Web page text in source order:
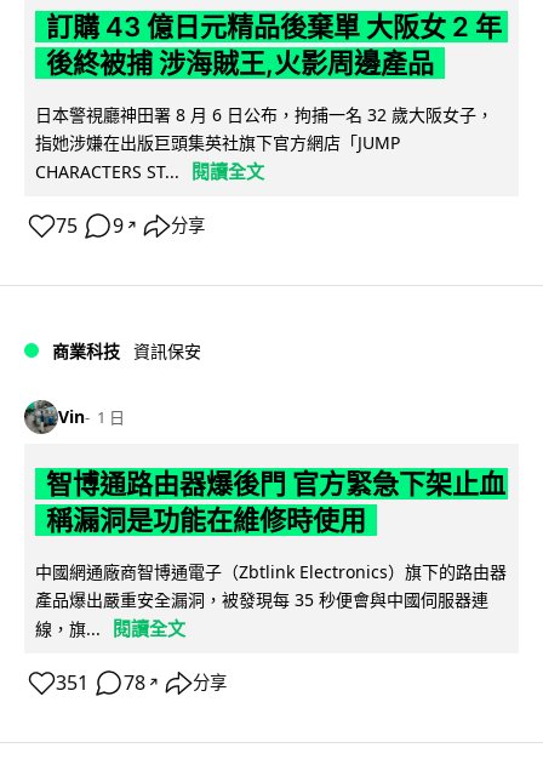
訂購 43 億日元精品後棄單 大阪女 2 年
後終被捕 涉海賊王,火影周邊產品
日本警視廳神田署 8 月 6 日公布，拘捕一名 32 歲大阪女子，
指她涉嫌在出版巨頭集英社旗下官方網店「JUMP
CHARACTERS ST...
閱讀全文
75 9 ↗ 分享
商業科技 資訊保安
Vin 1 日
智博通路由器爆後門 官方緊急下架止血
稱漏洞是功能在維修時使用
中國網通廠商智博通電子（Zbtlink Electronics）旗下的路由器
產品爆出嚴重安全漏洞，被發現每 35 秒便會與中國伺服器連
線，旗...
閱讀全文
351 78 ↗ 分享